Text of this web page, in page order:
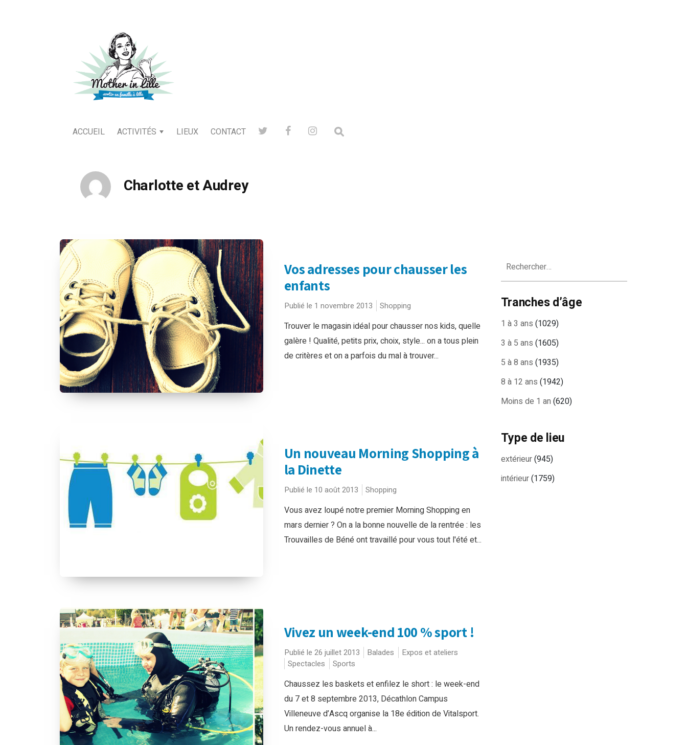
ACCUEIL ACTIVITÉS LIEUX CONTACT
Charlotte et Audrey
Vos adresses pour chausser les
enfants
Publié le 1 novembre 2013 Shopping
Trouver le magasin idéal pour chausser nos kids, quelle
galère ! Qualité, petits prix, choix, style... on a tous plein
de critères et on a parfois du mal à trouver...
Un nouveau Morning Shopping à
la Dinette
Publié le 10 août 2013 Shopping
Vous avez loupé notre premier Morning Shopping en
mars dernier ? On a la bonne nouvelle de la rentrée : les
Trouvailles de Béné ont travaillé pour vous tout l'été et...
Vivez un week-end 100 % sport !
Publié le 26 juillet 2013 Balades
Expos et ateliers
Spectacles
Sports
Chaussez les baskets et enfilez le short : le week-end
du 7 et 8 septembre 2013, Décathlon Campus
Villeneuve d’Ascq organise la 18e édition de Vitalsport.
Un rendez-vous annuel à...
Tranches d’âge
1 à 3 ans (1029)
3 à 5 ans (1605)
5 à 8 ans (1935)
8 à 12 ans (1942)
Moins de 1 an (620)
Type de lieu
extérieur(945)
intérieur(1759)